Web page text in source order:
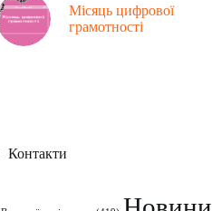
Місяць цифрової
грамотності
Контакти